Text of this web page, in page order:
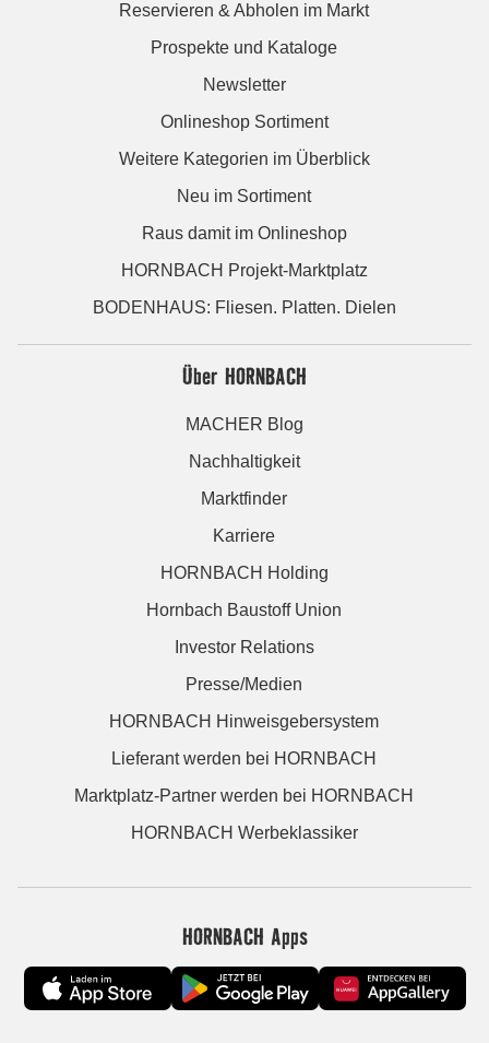
Reservieren & Abholen im Markt
Prospekte und Kataloge
Newsletter
Onlineshop Sortiment
Weitere Kategorien im Überblick
Neu im Sortiment
Raus damit im Onlineshop
HORNBACH Projekt-Marktplatz
BODENHAUS: Fliesen. Platten. Dielen
Über HORNBACH
MACHER Blog
Nachhaltigkeit
Marktfinder
Karriere
HORNBACH Holding
Hornbach Baustoff Union
Investor Relations
Presse/Medien
HORNBACH Hinweisgebersystem
Lieferant werden bei HORNBACH
Marktplatz-Partner werden bei HORNBACH
HORNBACH Werbeklassiker
HORNBACH Apps